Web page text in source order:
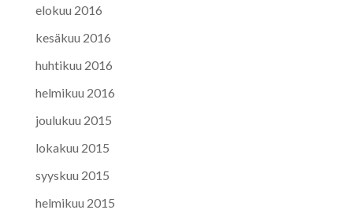
elokuu 2016
kesäkuu 2016
huhtikuu 2016
helmikuu 2016
joulukuu 2015
lokakuu 2015
syyskuu 2015
helmikuu 2015